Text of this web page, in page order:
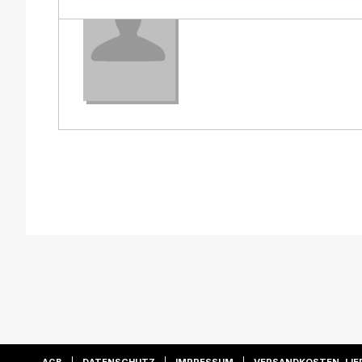
Frühlingsgefühlen verführen.
Ich wünsche Ihnen viel Spaß mit meinem Buch.